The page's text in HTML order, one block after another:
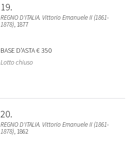
19
REGNO D'ITALIA. Vittorio Emanuele II (1861-
1878), 1877
BASE D'ASTA€ 350
Lotto chiuso
20
REGNO D'ITALIA. Vittorio Emanuele II (1861-
1878), 1862